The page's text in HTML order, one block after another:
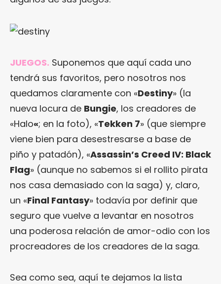
JUEGOS. Suponemos que aquí cada uno
tendrá sus favoritos, pero nosotros nos
quedamos claramente con «Destiny» (la
nueva locura de Bungie, los creadores de
«Halo«; en la foto), «Tekken 7» (que siempre
viene bien para desestresarse a base de
piño y patadón), «Assassin’s Creed IV: Black
Flag» (aunque no sabemos si el rollito pirata
nos casa demasiado con la saga) y, claro,
un «Final Fantasy» todavía por definir que
seguro que vuelve a levantar en nosotros
una poderosa relación de amor-odio con los
procreadores de los creadores de la saga.
Sea como sea, aquí te dejamos la lista